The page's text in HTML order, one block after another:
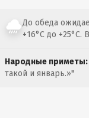
До обеда
+16°C до
Народные приметы:
такой и январь.»"